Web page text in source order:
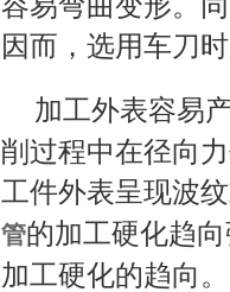
因而，选用车刀
加工外表容易
削过程中在径向
工件外表呈现波
管的加工硬化趋
加工硬化的趋向。